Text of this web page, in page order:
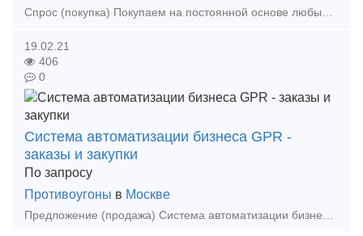
Спрос (покупка) Покупаем на постоянной основе любые противоугоны в любом состоянии а также: - Противоугоны - п65,
19.02.21
406
0
Система автоматизации бизнеса GPR -
заказы и закупки
По запросу
Противоугоны в Москве
Предложение (продажа) Система автоматизации бизнеса GPR (сайт компании http://gpr.ru/)- это программный продукт для предприятий, которые чётко взаимодействуют с поставщ